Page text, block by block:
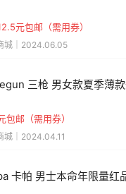
元包邮（需用券）
城｜2024.06.05
三枪 男女款夏季薄
包邮（需用券）
城｜2024.04.11
卡帕 男士本命年限量红